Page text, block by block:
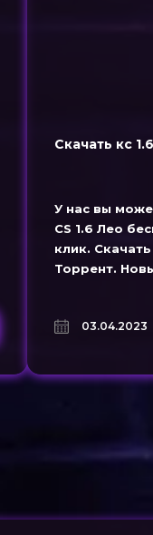
Скачать кс
У нас вы
CS 1.6 Лео
клик.
Торрент.
03.04.2023